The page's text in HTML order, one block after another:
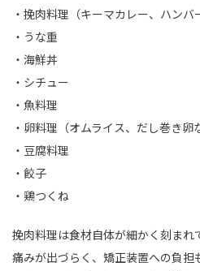
・挽肉料理（キーマカレー、ハンバ
・うな重
・海鮮丼
・シチュー
・魚料理
・卵料理（オムライス、だし巻き卵
・豆腐料理
・餃子
・鶏つくね
挽肉料理は食材自体が細かく刻まれ
痛みが出づらく、矯正装置への負担